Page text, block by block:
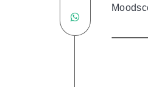
Linkedin
Telegram
Share